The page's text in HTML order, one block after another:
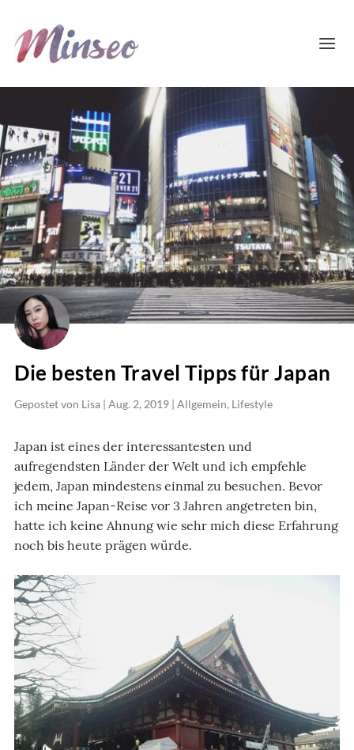
Die besten Travel Tipps für Japan
Gepostet von Lisa | Aug. 2, 2019 | Allgemein, Lifestyle
Japan ist eines der interessantesten und
aufregendsten Länder der Welt und ich empfehle
jedem, Japan mindestens einmal zu besuchen. Bevor
ich meine Japan-Reise vor 3 Jahren angetreten bin,
hatte ich keine Ahnung wie sehr mich diese Erfahrung
noch bis heute prägen würde.